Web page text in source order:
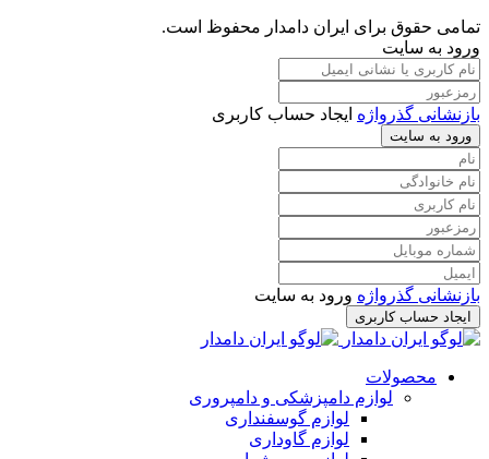
تمامی حقوق برای ایران دامدار محفوظ است.
ورود به سایت
بازنشانی گذرواژه ایجاد حساب کاربری
ورود به سایت
بازنشانی گذرواژه ورود به سایت
ایجاد حساب کاربری
محصولات
لوازم دامپزشکی و دامپروری
لوازم گوسفنداری
لوازم گاوداری